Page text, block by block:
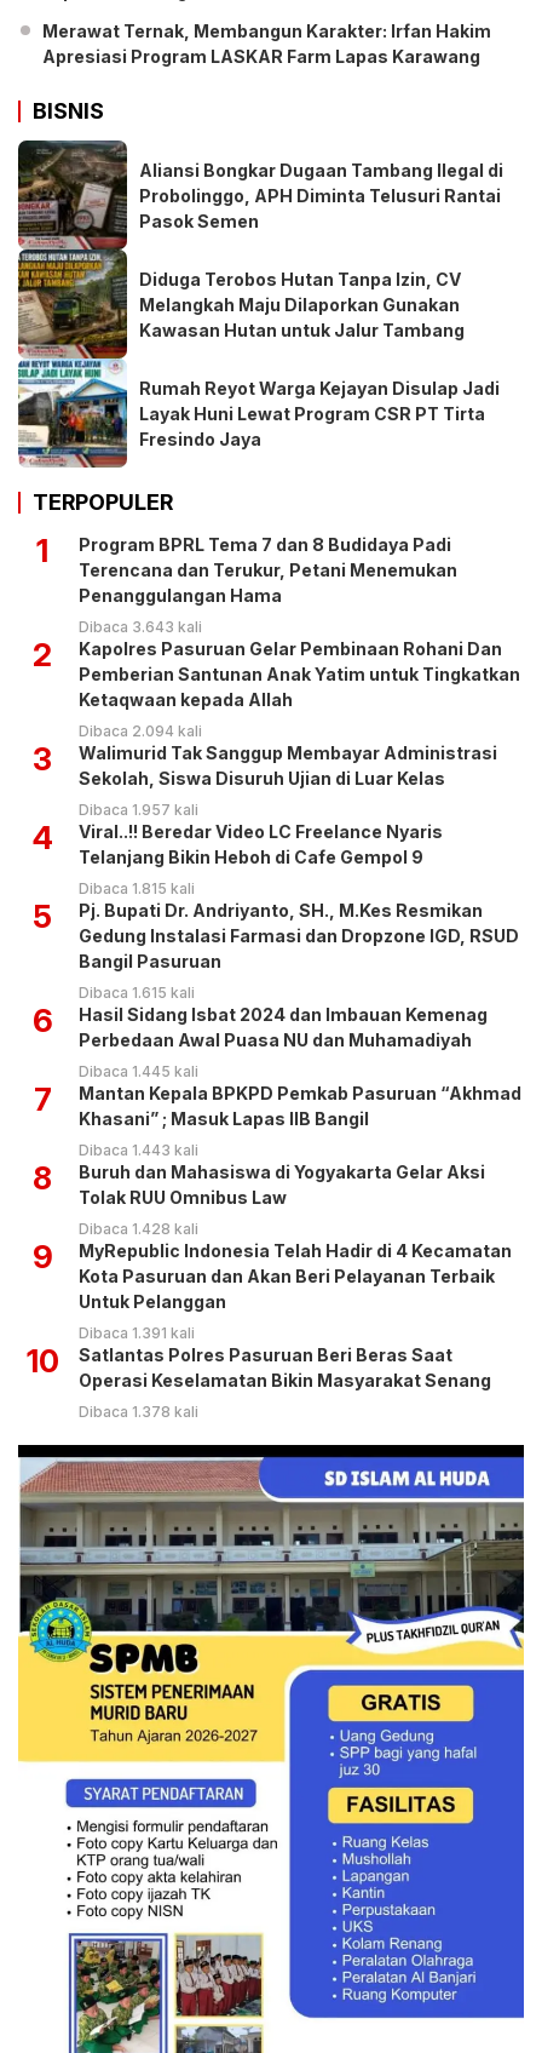
Merawat Ternak, Membangun Karakter: Irfan Hakim
Apresiasi Program LASKAR Farm Lapas Karawang
BISNIS
Aliansi Bongkar Dugaan Tambang Ilegal di
Probolinggo, APH Diminta Telusuri Rantai
Pasok Semen
Diduga Terobos Hutan Tanpa Izin, CV
Melangkah Maju Dilaporkan Gunakan
Kawasan Hutan untuk Jalur Tambang
Rumah Reyot Warga Kejayan Disulap Jadi
Layak Huni Lewat Program CSR PT Tirta
Fresindo Jaya
TERPOPULER
1
Program BPRL Tema 7 dan 8 Budidaya Padi
Terencana dan Terukur, Petani Menemukan
Penanggulangan Hama
Dibaca 3.643 kali
2
Kapolres Pasuruan Gelar Pembinaan Rohani Dan
Pemberian Santunan Anak Yatim untuk Tingkatkan
Ketaqwaan kepada Allah
Dibaca 2.094 kali
3
Walimurid Tak Sanggup Membayar Administrasi
Sekolah, Siswa Disuruh Ujian di Luar Kelas
Dibaca 1.957 kali
4
Viral..!! Beredar Video LC Freelance Nyaris
Telanjang Bikin Heboh di Cafe Gempol 9
Dibaca 1.815 kali
5
Pj. Bupati Dr. Andriyanto, SH., M.Kes Resmikan
Gedung Instalasi Farmasi dan Dropzone IGD, RSUD
Bangil Pasuruan
Dibaca 1.615 kali
6
Hasil Sidang Isbat 2024 dan Imbauan Kemenag
Perbedaan Awal Puasa NU dan Muhamadiyah
Dibaca 1.445 kali
7
Mantan Kepala BPKPD Pemkab Pasuruan “Akhmad
Khasani” ; Masuk Lapas IIB Bangil
Dibaca 1.443 kali
8
Buruh dan Mahasiswa di Yogyakarta Gelar Aksi
Tolak RUU Omnibus Law
Dibaca 1.428 kali
9
MyRepublic Indonesia Telah Hadir di 4 Kecamatan
Kota Pasuruan dan Akan Beri Pelayanan Terbaik
Untuk Pelanggan
Dibaca 1.391 kali
10
Satlantas Polres Pasuruan Beri Beras Saat
Operasi Keselamatan Bikin Masyarakat Senang
Dibaca 1.378 kali